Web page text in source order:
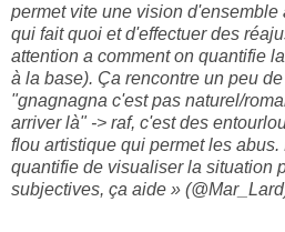
permet vite une vision
qui fait quoi et d'effectuer des
attention a comment on quantifie
à la base). Ça rencontre un peu
"gnagnagna c'est pas naturel/
arriver là" -> raf, c'est des
flou artistique qui permet les
quantifie de visualiser la situation
subjectives, ça aide »